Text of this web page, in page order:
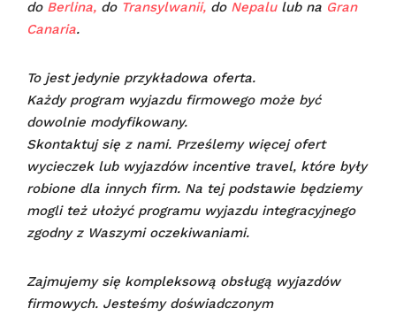
do Berlina, do Transylwanii, do Nepalulub na Gran
Canaria.
To jest jedynie przykładowa oferta.
Każdy program wyjazdu firmowego może być
dowolnie modyfikowany.
Skontaktuj się z nami. Prześlemy więcej ofert
wycieczek lub wyjazdów incentive travel, które były
robione dla innych firm. Na tej podstawie będziemy
mogli też ułożyć programu wyjazdu integracyjnego
zgodny z Waszymi oczekiwaniami.
Zajmujemy się kompleksową obsługą wyjazdów
firmowych. Jesteśmy doświadczonym